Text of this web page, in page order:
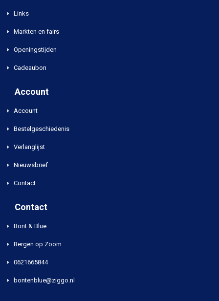
Links
Markten en fairs
Openingstijden
Cadeaubon
Account
Account
Bestelgeschiedenis
Verlanglijst
Nieuwsbrief
Contact
Contact
Bont & Blue
Bergen op Zoom
0621665844
bontenblue@ziggo.nl